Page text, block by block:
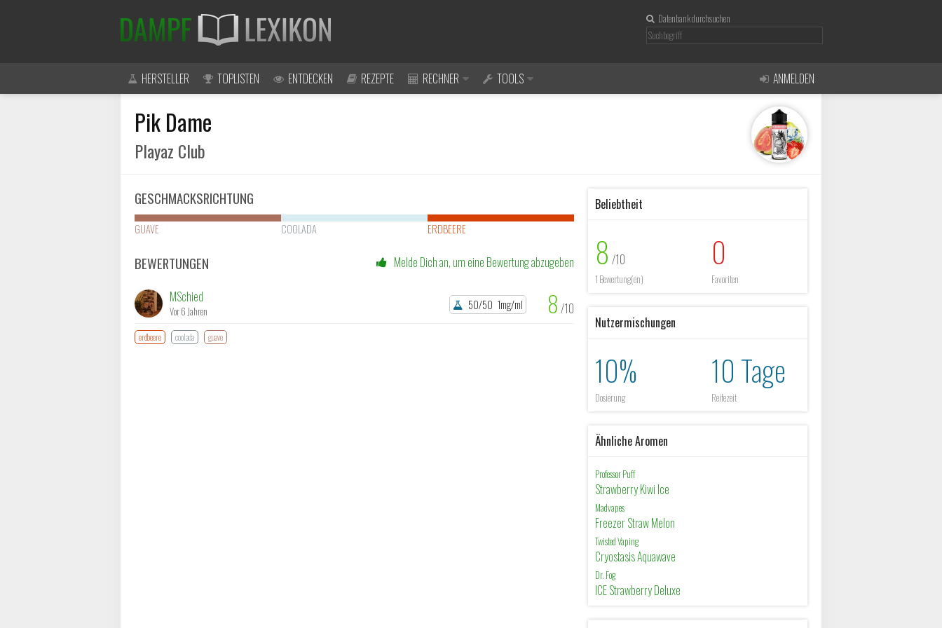
Datenbank durchsuchen
HERSTELLER TOPLISTEN ENTDECKEN REZEPTE RECHNER TOOLS ANMELDEN
Pik Dame
Playaz Club
GESCHMACKSRICHTUNG
GUAVE COOLADA ERDBEERE
BEWERTUNGEN Melde Dich an, um eine Bewertung abzugeben
MSchied
Vor 6 Jahren 50/50 1mg/ml 8 /10
erdbeere coolada guave
Beliebtheit
8 /10
1 Bewertung(en)
0
Favoriten
Nutzermischungen
10%
Dosierung
10 Tage
Reifezeit
Ähnliche Aromen
Professor Puff
Strawberry Kiwi Ice
Madvapes
Freezer Straw Melon
Twisted Vaping
Cryostasis Aquawave
Dr. Fog
ICE Strawberry Deluxe